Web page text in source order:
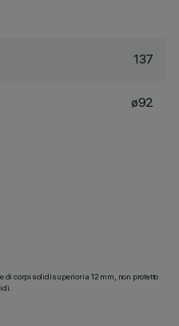
137
ø92
di corpi solidi superiori a 12 mm, non protetto